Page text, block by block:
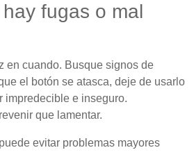
fugas o mal
en cuando. Busque signos de
el botón se atasca, deje de usarlo
impredecible e inseguro.
que lamentar.
evitar problemas mayores